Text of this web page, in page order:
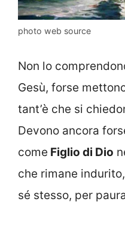
photo web source
Non lo
Gesù, forse
tant’è che si
Devono ancora
come Figlio di Dio
che rimane
sé stesso, per